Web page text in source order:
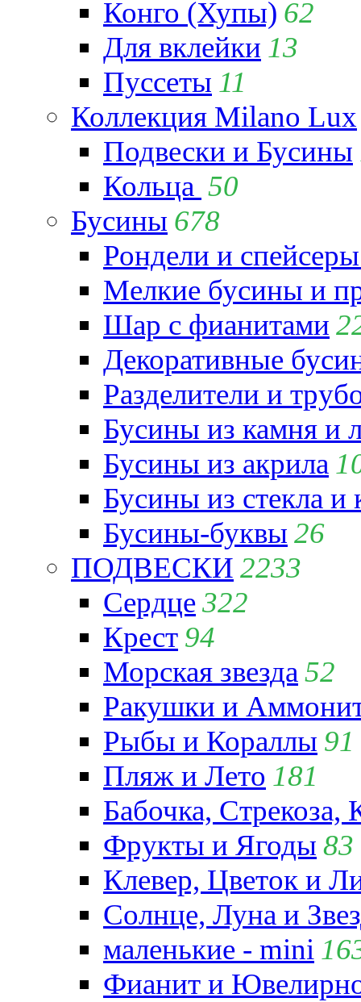
Конго (Хупы) 62
Для вклейки 13
Пуссеты 11
Коллекция Milano Lux
Подвески и Бусины
Кольца 50
Бусины 678
Рондели и
Мелкие бусины и
Шар с фианитами
Декоративные
Разделители и
Бусины из камня и
Бусины из акрила
Бусины из стекла и
Бусины-буквы 26
ПОДВЕСКИ 2233
Сердце322
Крест 94
Морская звезда 52
Ракушки и
Рыбы и Кораллы 91
Пляж и Лето 181
Бабочка,
Фрукты и Ягоды 83
Клевер, Цветок и
Солнце, Луна и
маленькие - mini
Фианит и